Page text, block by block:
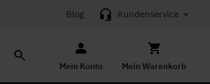
Blog Kundenservice
Mein Konto Mein Warenkorb